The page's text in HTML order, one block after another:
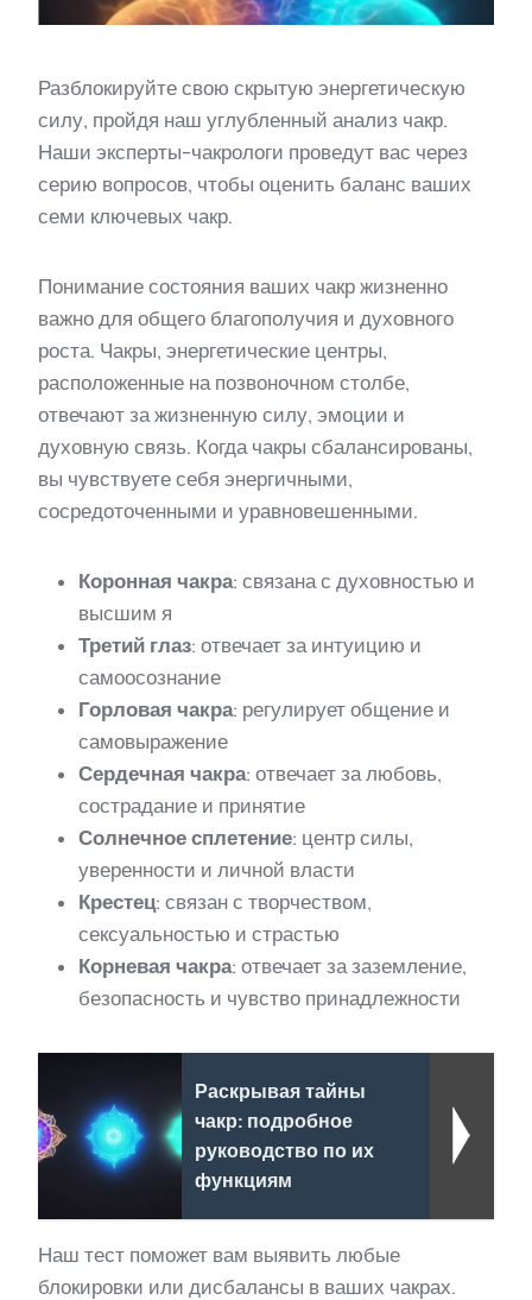
Разблокируйте свою скрытую энергетическую
силу, пройдя наш углубленный анализ чакр.
Наши эксперты-чакрологи проведут вас через
серию вопросов, чтобы оценить баланс ваших
семи ключевых чакр.
Понимание состояния ваших чакр жизненно
важно для общего благополучия и духовного
роста. Чакры, энергетические центры,
расположенные на позвоночном столбе,
отвечают за жизненную силу, эмоции и
духовную связь. Когда чакры сбалансированы,
вы чувствуете себя энергичными,
сосредоточенными и уравновешенными.
Коронная чакра: связана с духовностью и
высшим я
Третий глаз: отвечает за интуицию и
самоосознание
Горловая чакра: регулирует общение и
самовыражение
Сердечная чакра: отвечает за любовь,
сострадание и принятие
Солнечное сплетение: центр силы,
уверенности и личной власти
Крестец: связан с творчеством,
сексуальностью и страстью
Корневая чакра: отвечает за заземление,
безопасность и чувство принадлежности
Раскрывая тайны
чакр: подробное
руководство по их
функциям
Наш тест поможет вам выявить любые
блокировки или дисбалансы в ваших чакрах.